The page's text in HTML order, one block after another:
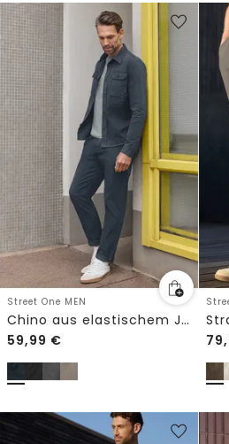
Street One MEN
Chino aus elastischem Jersey mit Flexbund
59,99 €